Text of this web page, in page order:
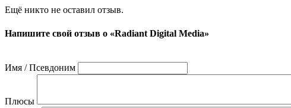
Ещё никто не оставил отзыв.
Напишите свой отзыв о «Radiant Digital Media»
Имя / Псевдоним
Плюсы